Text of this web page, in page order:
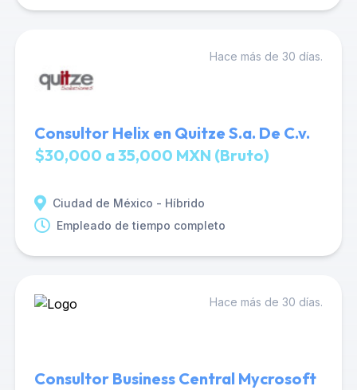
Hace más de 30 días.
Consultor Helix en Quitze S.a. De C.v.
$30,000 a 35,000 MXN (Bruto)
Ciudad de México - Híbrido
Empleado de tiempo completo
Hace más de 30 días.
Consultor Business Central Mycrosoft